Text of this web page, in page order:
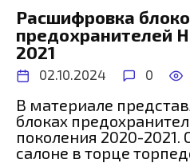
Расшифровка
предохранителей
2021
02.10.2024 0
В материале
блоках
поколения 2020-2021.
салоне в торце